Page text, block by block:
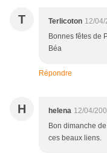
T Terlicoton 12/
Bonnes fêtes de
Béa
Répondre
H helena 12/04/
Bon dimanche
ces beaux liens.